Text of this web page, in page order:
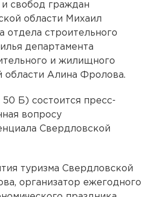
и свобод граждан
области Михаил
отдела строительного
департамента
и жилищного
области Алина Фролова.
Б) состоится пресс-
вопросу
Свердловской
туризма Свердловской
организатор ежегодного